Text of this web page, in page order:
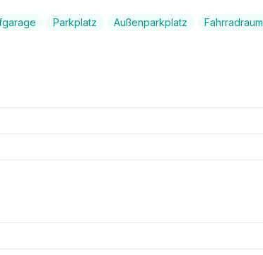
Parkplatz Außenparkplatz Fahrradraum